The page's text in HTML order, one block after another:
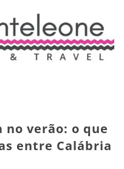
verão: o que
entre Calábria